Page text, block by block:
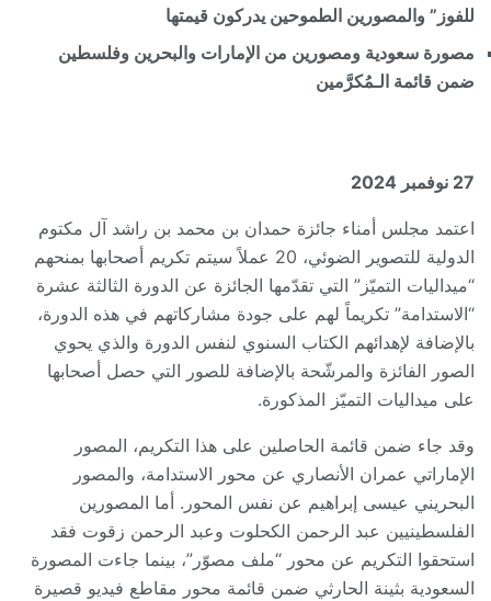
للفوز” والمصورين الطموحين يدركون قيمتها
مصورة سعودية ومصورين من الإمارات والبحرين وفلسطين
ضمن قائمة الـمُكرَّمين
27 نوفمبر 2024
اعتمد مجلس أمناء جائزة حمدان بن محمد بن راشد آل مكتوم
الدولية للتصوير الضوئي، 20 عملاً سيتم تكريم أصحابها بمنحهم
“ميداليات التميّز” التي تقدّمها الجائزة عن الدورة الثالثة عشرة
“الاستدامة” تكريماً لهم على جودة مشاركاتهم في هذه الدورة،
بالإضافة لإهدائهم الكتاب السنوي لنفس الدورة والذي يحوي
الصور الفائزة والمرشّحة بالإضافة للصور التي حصل أصحابها
على ميداليات التميّز المذكورة.
وقد جاء ضمن قائمة الحاصلين على هذا التكريم، المصور
الإماراتي عمران الأنصاري عن محور الاستدامة، والمصور
البحريني عيسى إبراهيم عن نفس المحور. أما المصورين
الفلسطينيين عبد الرحمن الكحلوت وعبد الرحمن زقوت فقد
استحقوا التكريم عن محور “ملف مصوّر”، بينما جاءت المصورة
السعودية بثينة الحارثي ضمن قائمة محور مقاطع فيديو قصيرة